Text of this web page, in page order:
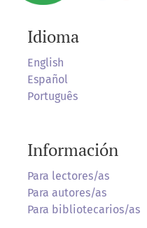
Idioma
English
Español
Português
Información
Para lectores/as
Para autores/as
Para bibliotecarios/as